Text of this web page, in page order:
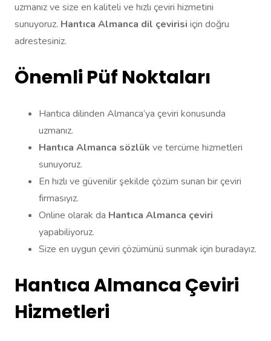
uzmanız ve size en kaliteli ve hızlı çeviri hizmetini
sunuyoruz. Hantıca Almanca dil çevirisi için doğru
adrestesiniz.
Önemli Püf Noktaları
Hantıca dilinden Almanca’ya çeviri konusunda
uzmanız.
Hantıca Almanca sözlük ve tercüme hizmetleri
sunuyoruz.
En hızlı ve güvenilir şekilde çözüm sunan bir çeviri
firmasıyız.
Online olarak da Hantıca Almanca çeviri
yapabiliyoruz.
Size en uygun çeviri çözümünü sunmak için buradayız.
Hantıca Almanca Çeviri
Hizmetleri